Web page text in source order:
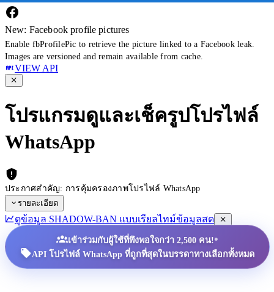
New: Facebook profile pictures
Enable fbProfilePic to retrieve the picture linked to a Facebook leak.
Images are versioned and remain available from cache.
VIEW API
โปรแกรมดูและเช็ครูปโปรไฟล์
WhatsApp
ประกาศสำคัญ: การคุ้มครองภาพโปรไฟล์ WhatsApp
รายละเอียด
ดูข้อมูล SHADOW-BAN แบบเรียลไทม์ข้อมูลสด
เข้าร่วมกับผู้ใช้ที่พึงพอใจกว่า 2,500 คน!•
API โปรไฟล์ WhatsApp ที่ถูกที่สุดในบรรดาทางเลือกทั้งหมด